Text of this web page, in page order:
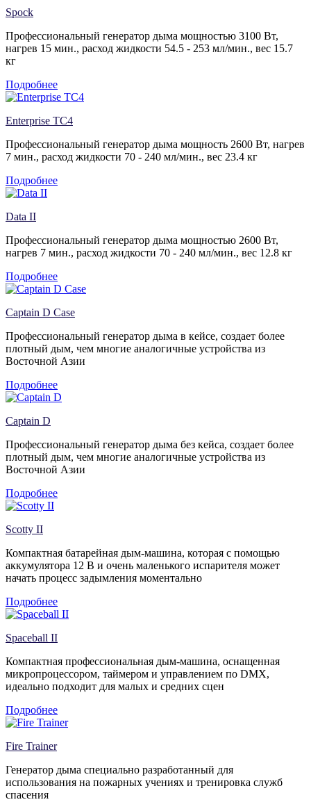
Spock
Профессиональный генератор дыма мощностью 3100 Вт,
нагрев 15 мин., расход жидкости 54.5 - 253 мл/мин., вес 15.7
кг
Подробнее
Enterprise TC4
Профессиональный генератор дыма мощность 2600 Вт, нагрев
7 мин., расход жидкости 70 - 240 мл/мин., вес 23.4 кг
Подробнее
Data II
Профессиональный генератор дыма мощностью 2600 Вт,
нагрев 7 мин., расход жидкости 70 - 240 мл/мин., вес 12.8 кг
Подробнее
Captain D Case
Профессиональный генератор дыма в кейсе, создает более
плотный дым, чем многие аналогичные устройства из
Восточной Азии
Подробнее
Captain D
Профессиональный генератор дыма без кейса, создает более
плотный дым, чем многие аналогичные устройства из
Восточной Азии
Подробнее
Scotty II
Компактная батарейная дым-машина, которая с помощью
аккумулятора 12 В и очень маленького испарителя может
начать процесс задымления моментально
Подробнее
Spaceball II
Компактная профессиональная дым-машина, оснащенная
микропроцессором, таймером и управлением по DMX,
идеально подходит для малых и средних сцен
Подробнее
Fire Trainer
Генератор дыма специально разработанный для
использования на пожарных учениях и тренировка служб
спасения